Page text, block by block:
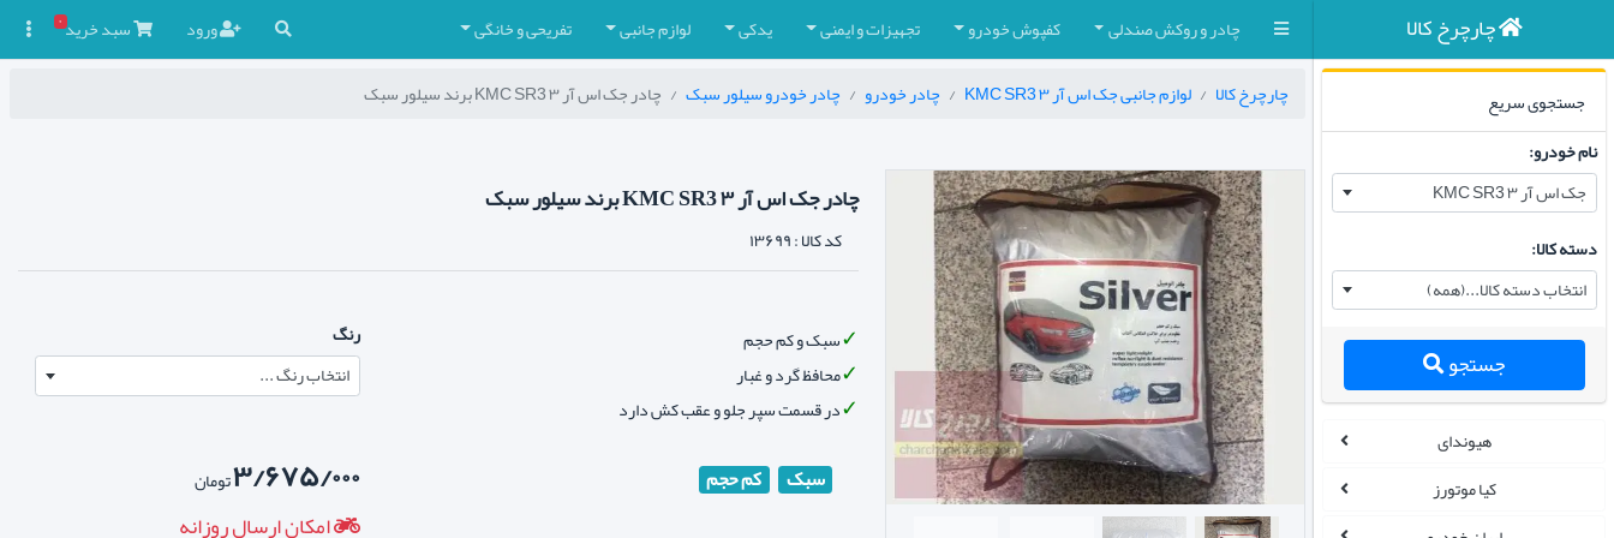
چادر و روکش صندلی کفپوش خودرو تجهیزات و ایمنی یدکی لوازم جانبی تفریحی و خانگی ورود سبدخرید۰ چارچرخ کالا
جستجوی سریع
نام خودرو:
جک اس آر ۳ KMC SR3
دسته کالا:
انتخاب دسته کالا...(همه)
جستجو
هیوندای
کیا موتورز
چارچرخ کالا لوازم جانبی جک اس آر ۳ KMC SR3 چادر خودرو چادر خودرو سیلور سبک چادر جک اس آر ۳ KMC SR3 برند سیلور سبک
چادر جک اس آر ۳ KMC SR3 برند سیلور سبک
کد کالا :۱۳۶۹۹
سبک و کم حجم
محافظ گرد و غبار
در قسمت سپر جلو و عقب کش دارد
سبک کم حجم
رنگ
انتخاب رنگ ...
۳/۶۷۵/۰۰۰تومان
امکان ارسال روزانه